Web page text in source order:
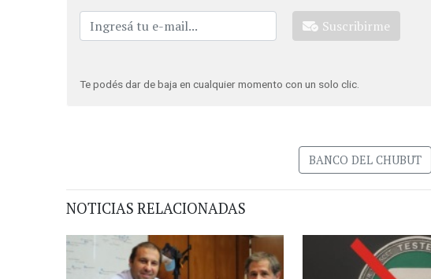
Suscribirme
Te podés dar de baja en cualquier momento con un solo clic.
BANCO DEL CHUBUT
NOTICIAS RELACIONADAS